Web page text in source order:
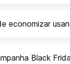
economizar
Black